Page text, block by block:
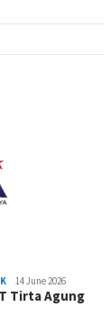
14 June 2026
Tirta Agung